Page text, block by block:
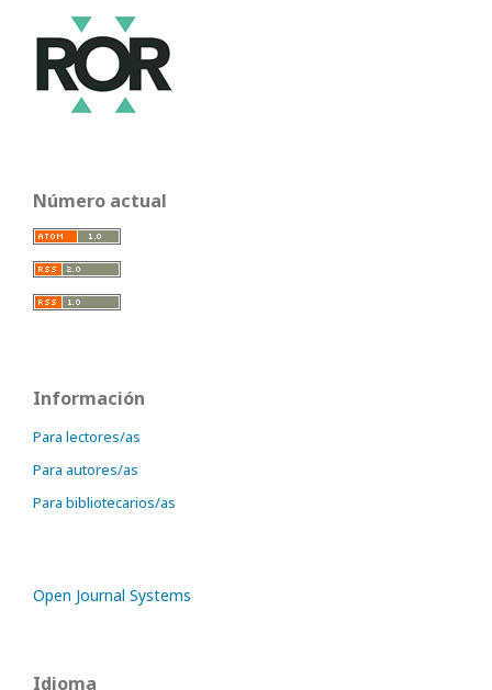
Número actual
Información
Para lectores/as
Para autores/as
Para bibliotecarios/as
Open Journal Systems
Idioma